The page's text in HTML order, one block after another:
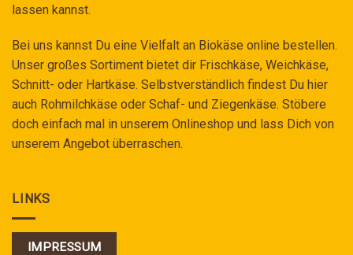
lassen kannst.
Bei uns kannst Du eine Vielfalt an Biokäse online bestellen.
Unser großes Sortiment bietet dir Frischkäse, Weichkäse,
Schnitt- oder Hartkäse. Selbstverständlich findest Du hier
auch Rohmilchkäse oder Schaf- und Ziegenkäse. Stöbere
doch einfach mal in unserem Onlineshop und lass Dich von
unserem Angebot überraschen.
LINKS
IMPRESSUM